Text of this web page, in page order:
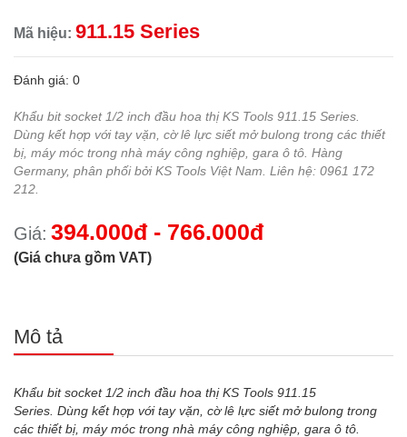
Mã hiệu: 911.15 Series
Đánh giá: 0
Khẩu bit socket 1/2 inch đầu hoa thị KS Tools 911.15 Series.
Dùng kết hợp với tay vặn, cờ lê lực siết mở bulong trong các thiết
bị, máy móc trong nhà máy công nghiệp, gara ô tô. Hàng
Germany, phân phối bởi KS Tools Việt Nam. Liên hệ: 0961 172
212.
Giá: 394.000đ - 766.000đ
(Giá chưa gồm VAT)
Mô tả
Khẩu bit socket 1/2 inch đầu hoa thị KS Tools 911.15
Series. Dùng kết hợp với tay vặn, cờ lê lực siết mở bulong trong
các thiết bị, máy móc trong nhà máy công nghiệp, gara ô tô.